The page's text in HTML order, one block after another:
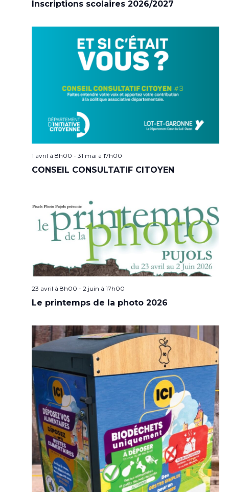
Inscriptions scolaires 2026/2027
1 avril à 8h00 - 31 mai à 17h00
CONSEIL CONSULTATIF CITOYEN
23 avril à 8h00 - 2 juin à 17h00
Le printemps de la photo 2026